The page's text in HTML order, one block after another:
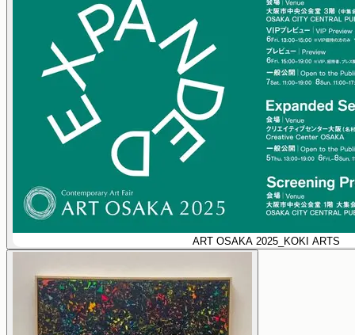
ART OSAKA 2025_KOKI ARTS